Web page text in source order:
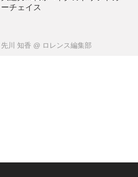
ーチェイス
先川 知香 @ ロレンス編集部